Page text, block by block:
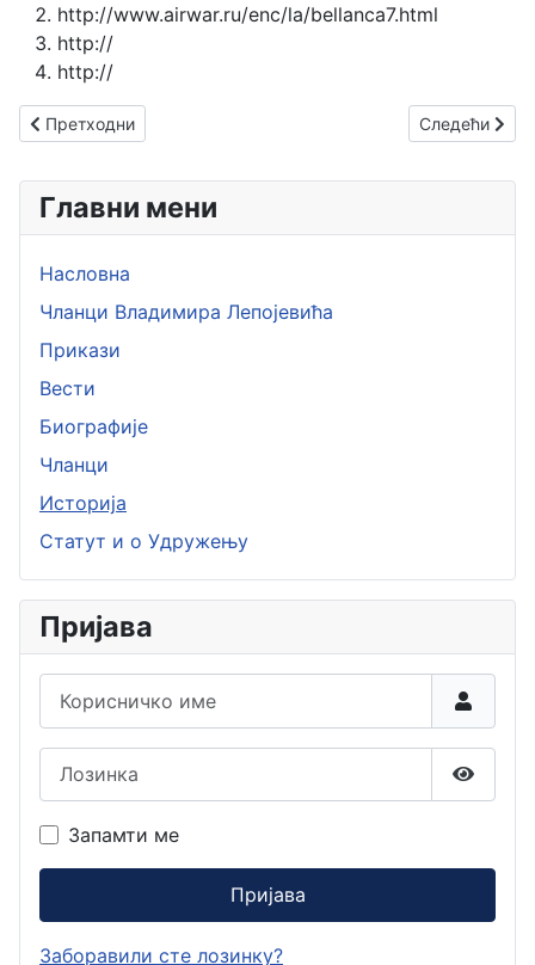
http://www.airwar.ru/enc/la/bellanca7.html
http://
http://
Претходни чланак: Цесна 172
Претходни Следећи
Следећи
Главни мени
Насловна
Чланци Владимира Лепојевића
Прикази
Вести
Биографије
Чланци
Историја
Статут и о Удружењу
Пријава
Запамти ме
Пријава
Заборавили сте лозинку?